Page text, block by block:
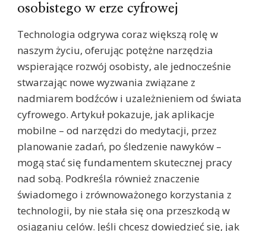
osobistego w erze cyfrowej
Technologia odgrywa coraz większą rolę w
naszym życiu, oferując potężne narzędzia
wspierające rozwój osobisty, ale jednocześnie
stwarzając nowe wyzwania związane z
nadmiarem bodźców i uzależnieniem od świata
cyfrowego. Artykuł pokazuje, jak aplikacje
mobilne – od narzędzi do medytacji, przez
planowanie zadań, po śledzenie nawyków –
mogą stać się fundamentem skutecznej pracy
nad sobą. Podkreśla również znaczenie
świadomego i zrównoważonego korzystania z
technologii, by nie stała się ona przeszkodą w
osiąganiu celów. Jeśli chcesz dowiedzieć się, jak